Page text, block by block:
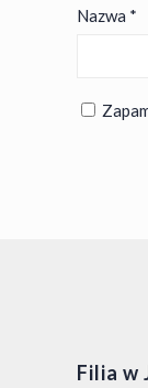
Nazwa *
Filia w